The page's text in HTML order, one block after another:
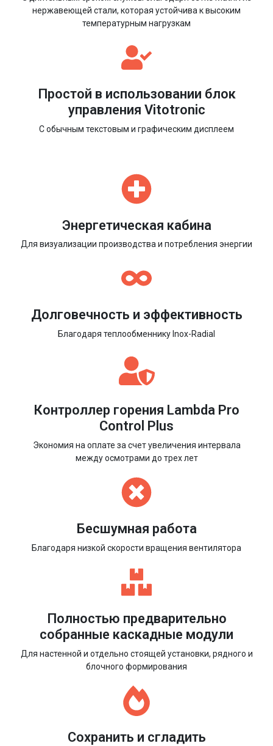
нержавеющей стали, которая устойчива к высоким
температурным нагрузкам
Простой в использовании блок
управления Vitotronic
С обычным текстовым и графическим дисплеем
Энергетическая кабина
Для визуализации производства и потребления энергии
Долговечность и эффективность
Благодаря теплообменнику Inox-Radial
Контроллер горения Lambda Pro
Control Plus
Экономия на оплате за счет увеличения интервала
между осмотрами до трех лет
Бесшумная работа
Благодаря низкой скорости вращения вентилятора
Полностью предварительно
собранные каскадные модули
Для настенной и отдельно стоящей установки, рядного и
блочного формирования
Сохранить и сгладить